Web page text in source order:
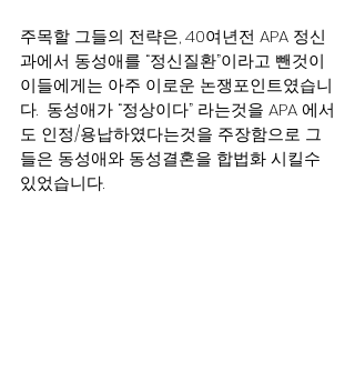
주목할 그들의 전략은, 40여년전 APA 정신
과에서 동성애를 “정신질환”이라고 뺀것이
이들에게는 아주 이로운 논쟁포인트였습니
다.  동성애가 “정상이다” 라는것을 APA 에서
도 인정/용납하였다는것을 주장함으로 그
들은 동성애와 동성결혼을 합법화 시킬수
있었습니다.